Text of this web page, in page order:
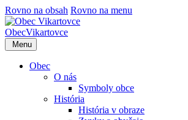
Rovno na obsah Rovno na menu
ObecVikartovce
Menu
Obec
O nás
Symboly obce
História
História v obraze